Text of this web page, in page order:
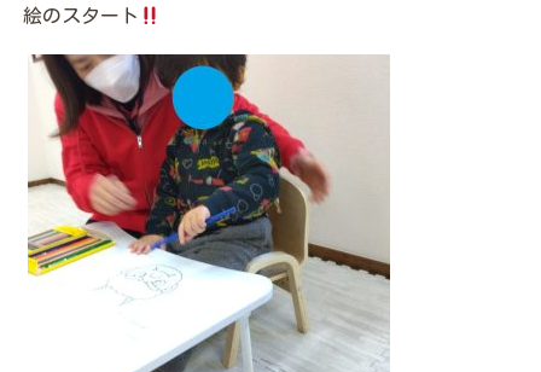
絵のスタート